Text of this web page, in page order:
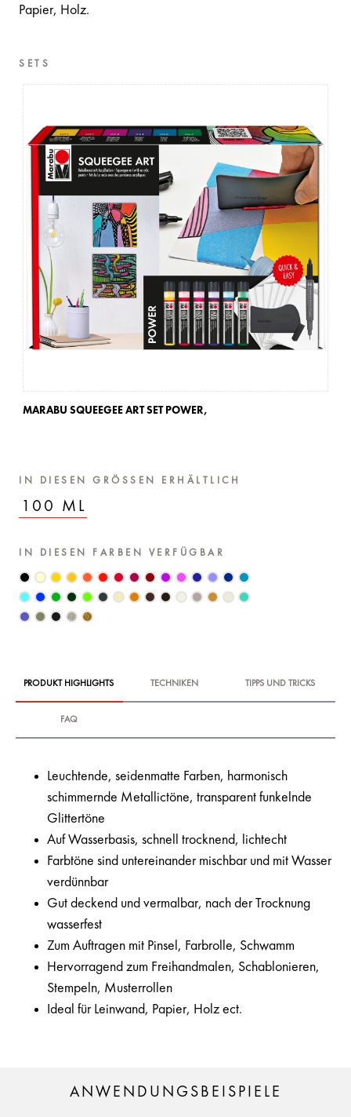
Papier, Holz.
SETS
MARABU SQUEEGEE ART SET POWER,
IN DIESEN GRÖSSEN ERHÄLTLICH
100 ML
IN DIESEN FARBEN VERFÜGBAR
PRODUKT HIGHLIGHTS TECHNIKEN TIPPS UND TRICKS
FAQ
Leuchtende, seidenmatte Farben, harmonisch
schimmernde Metallictöne, transparent funkelnde
Glittertöne
Auf Wasserbasis, schnell trocknend, lichtecht
Farbtöne sind untereinander mischbar und mit Wasser
verdünnbar
Gut deckend und vermalbar, nach der Trocknung
wasserfest
Zum Auftragen mit Pinsel, Farbrolle, Schwamm
Hervorragend zum Freihandmalen, Schablonieren,
Stempeln, Musterrollen
Ideal für Leinwand, Papier, Holz ect.
ANWENDUNGSBEISPIELE